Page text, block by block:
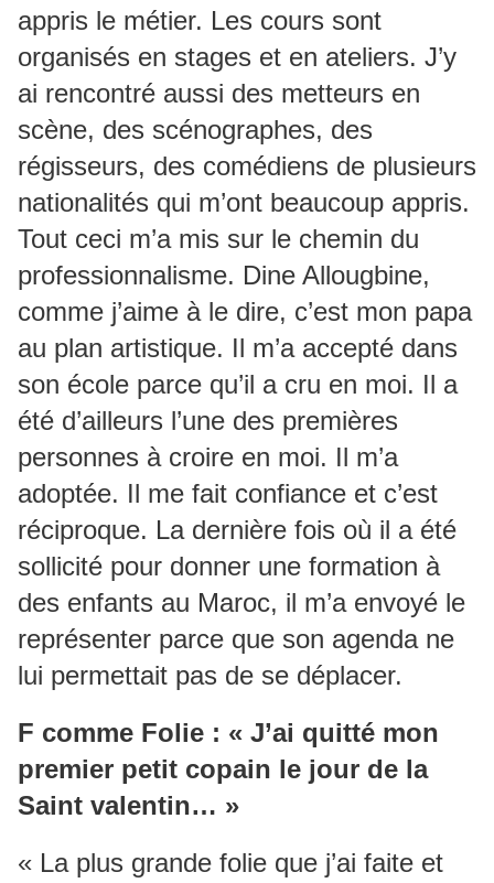
appris le métier. Les cours sont
organisés en stages et en ateliers. J’y
ai rencontré aussi des metteurs en
scène, des scénographes, des
régisseurs, des comédiens de plusieurs
nationalités qui m’ont beaucoup appris.
Tout ceci m’a mis sur le chemin du
professionnalisme. Dine Allougbine,
comme j’aime à le dire, c’est mon papa
au plan artistique. Il m’a accepté dans
son école parce qu’il a cru en moi. Il a
été d’ailleurs l’une des premières
personnes à croire en moi. Il m’a
adoptée. Il me fait confiance et c’est
réciproque. La dernière fois où il a été
sollicité pour donner une formation à
des enfants au Maroc, il m’a envoyé le
représenter parce que son agenda ne
lui permettait pas de se déplacer.
F comme Folie : « J’ai quitté mon
premier petit copain le jour de la
Saint valentin… »
« La plus grande folie que j’ai faite et